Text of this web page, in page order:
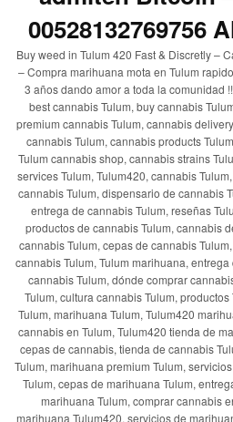
00528132769756
Buy weed in Tulum 420 Fast & Discretly –
– Compra marihuana mota en Tulum
3 años dando amor a toda la comunidad
best cannabis Tulum, buy cannabis
premium cannabis Tulum, cannabis
cannabis Tulum, cannabis products
Tulum cannabis shop, cannabis strains
services Tulum, Tulum420, cannabis
cannabis Tulum, dispensario de cannabis
entrega de cannabis Tulum, reseñas
productos de cannabis Tulum, cannabis
cannabis Tulum, cepas de cannabis
cannabis Tulum, Tulum marihuana,
cannabis Tulum, dónde comprar
Tulum, cultura cannabis Tulum,
Tulum, marihuana Tulum, Tulum420
cannabis en Tulum, Tulum420 tienda de
cepas de cannabis, tienda de cannabis
Tulum, marihuana premium Tulum,
Tulum, cepas de marihuana Tulum,
marihuana Tulum, comprar cannabis
marihuana Tulum420, servicios de